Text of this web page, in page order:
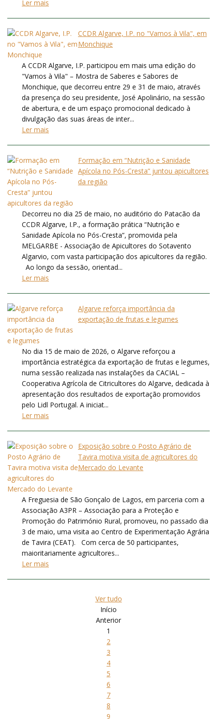
Ler mais
CCDR Algarve, I.P. no "Vamos à Vila", em
Monchique
A CCDR Algarve, I.P. participou em mais uma edição do
"Vamos à Vila" – Mostra de Saberes e Sabores de
Monchique, que decorreu entre 29 e 31 de maio, através
da presença do seu presidente, José Apolinário, na sessão
de abertura, e de um espaço promocional dedicado à
divulgação das suas áreas de inter...
Ler mais
Formação em “Nutrição e Sanidade
Apícola no Pós-Cresta” juntou apicultores
da região
Decorreu no dia 25 de maio, no auditório do Patacão da
CCDR Algarve, I.P., a formação prática “Nutrição e
Sanidade Apícola no Pós-Cresta”, promovida pela
MELGARBE - Associação de Apicultores do Sotavento
Algarvio, com vasta participação dos apicultores da região.
Ao longo da sessão, orientad...
Ler mais
Algarve reforça importância da
exportação de frutas e legumes
No dia 15 de maio de 2026, o Algarve reforçou a
importância estratégica da exportação de frutas e legumes,
numa sessão realizada nas instalações da CACIAL –
Cooperativa Agrícola de Citricultores do Algarve, dedicada à
apresentação dos resultados de exportação promovidos
pelo Lidl Portugal. A iniciat...
Ler mais
Exposição sobre o Posto Agrário de
Tavira motiva visita de agricultores do
Mercado do Levante
A Freguesia de São Gonçalo de Lagos, em parceria com a
Associação A3PR – Associação para a Proteção e
Promoção do Património Rural, promoveu, no passado dia
3 de maio, uma visita ao Centro de Experimentação Agrária
de Tavira (CEAT). Com cerca de 50 participantes,
maioritariamente agricultores...
Ler mais
Ver tudo
Início
Anterior
1
2
3
4
5
6
7
8
9